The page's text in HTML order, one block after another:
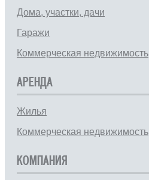
Дома, участки, дачи
Гаражи
Коммерческая недвижимость
АРЕНДА
Жилья
Коммерческая недвижимость
КОМПАНИЯ